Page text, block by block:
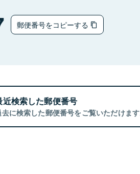
郵便番号をコピーする
近検索した郵便番号
に検索した郵便番号をご覧いただけます